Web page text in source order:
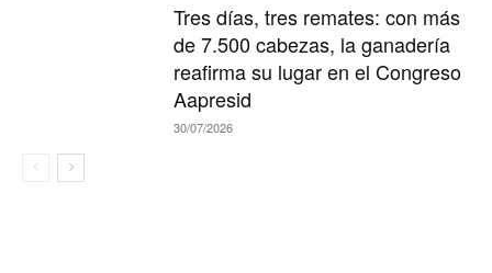
Tres días, tres remates: con más
de 7.500 cabezas, la ganadería
reafirma su lugar en el Congreso
Aapresid
30/07/2026